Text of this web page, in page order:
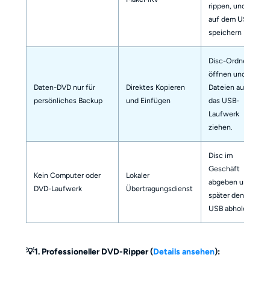
rippen, und
auf dem USB
speichern
Daten-DVD nur für
persönliches Backup
Direktes Kopieren
und Einfügen
Disc-Ordner
öffnen und
Dateien auf
das USB-
Laufwerk
ziehen.
Kein Computer oder
DVD-Laufwerk
Lokaler
Übertragungsdienst
Disc im
Geschäft
abgeben und
später den
USB abholen.
💡1. Professioneller DVD-Ripper (Details ansehen):